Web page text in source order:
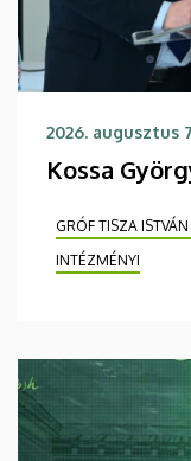
2026. augusztus
Kossa
GRÓF TISZA
INTÉZMÉNYI